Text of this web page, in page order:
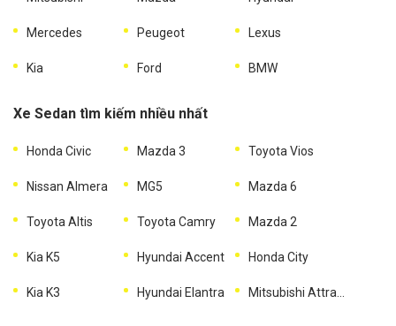
Mercedes Peugeot Lexus
Kia Ford BMW
Xe Sedan tìm kiếm nhiều nhất
Honda Civic Mazda 3 Toyota Vios
Nissan Almera MG5 Mazda 6
Toyota Altis Toyota Camry Mazda 2
Kia K5 Hyundai Accent Honda City
Kia K3 Hyundai Elantra Mitsubishi Attrage